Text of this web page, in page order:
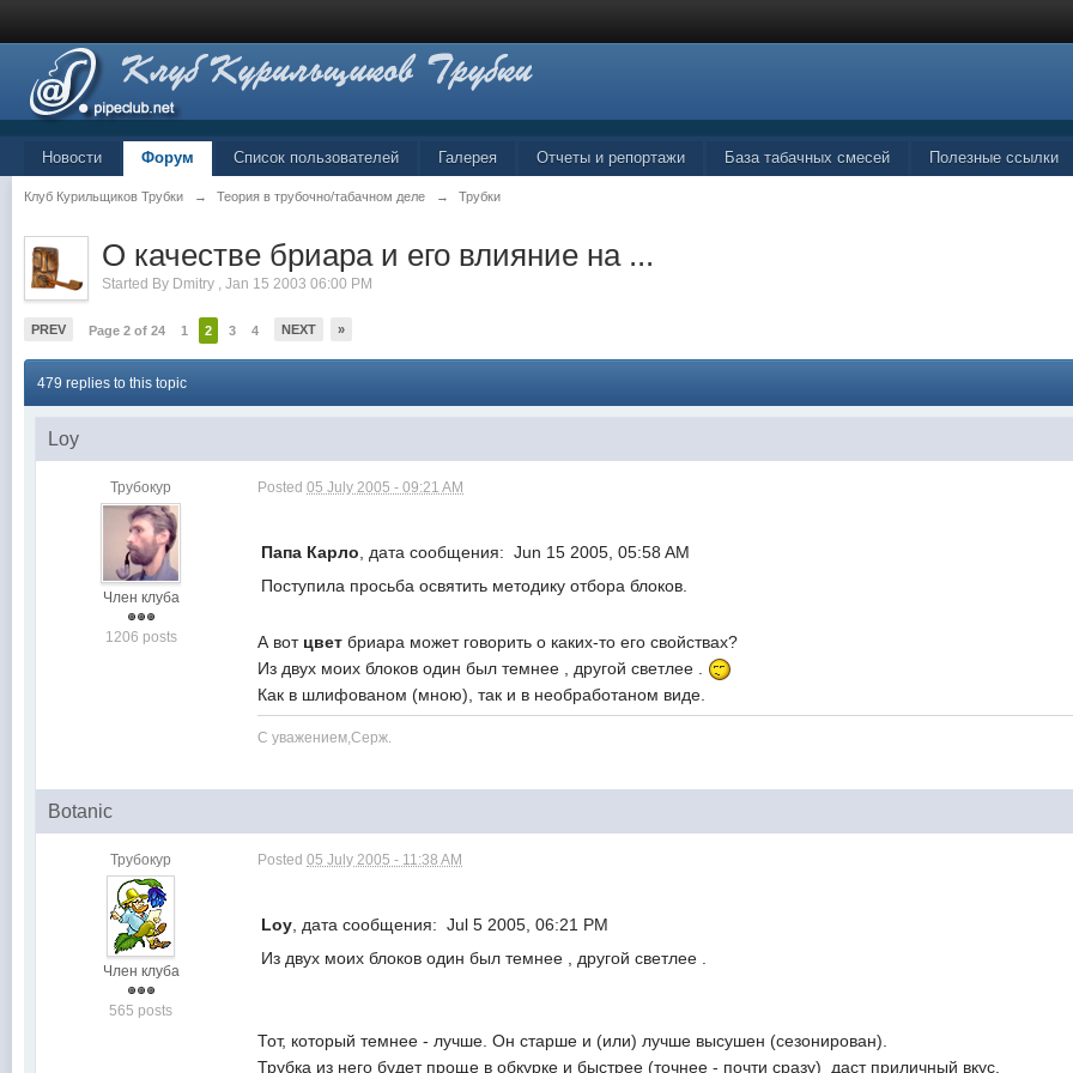
Новости Форум Список пользователей Галерея Отчеты и репортажи База табачных смесей Полезные ссылки
Клуб Курильщиков Трубки → Теория в трубочно/табачном деле → Трубки
О качестве бриара и его влияние на ...
Started By Dmitry ,Jan 15 2003 06:00 PM
PREV Page 2 of 24 1 2 3 4 NEXT »
479 replies to this topic
Loy
Трубокур
Член клуба
1206 posts
Posted05 July 2005 - 09:21 AM
Папа Карло , дата сообщения: Jun 15 2005, 05:58 AM
Поступила просьба освятить методику отбора блоков.
А вот цвет бриара может говорить о каких-то его свойствах?
Из двух моих блоков один был темнее , другой светлее .
Как в шлифованом (мною), так и в необработаном виде.
С уважением,Серж.
Botanic
Трубокур
Член клуба
565 posts
Posted05 July 2005 - 11:38 AM
Loy, дата сообщения: Jul 5 2005, 06:21 PM
Из двух моих блоков один был темнее , другой светлее .
Тот, который темнее - лучше. Он старше и (или) лучше высушен (сезонирован).
Трубка из него будет проще в обкурке и быстрее (точнее - почти сразу) даст приличный вкус.